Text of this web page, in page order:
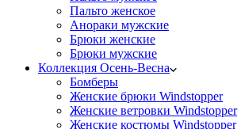
Пальто женское
Анораки мужские
Брюки женские
Брюки мужские
Коллекция Осень-Весна
Бомберы
Женские брюки Windstopper
Женские ветровки Windstopper
Женские костюмы Windstopper